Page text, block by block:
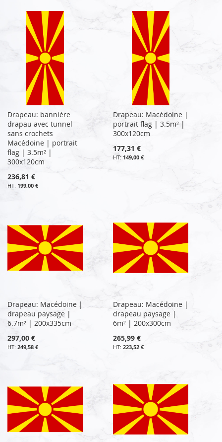
Drapeau: bannière
drapau avec tunnel
sans crochets
Macédoine | portrait
flag | 3.5m² |
300x120cm
236,81 €
199,00 €
Drapeau: Macédoine |
portrait flag | 3.5m² |
300x120cm
177,31 €
149,00 €
Drapeau: Macédoine |
drapeau paysage |
6.7m² | 200x335cm
297,00 €
249,58 €
Drapeau: Macédoine |
drapeau paysage |
6m² | 200x300cm
265,99 €
223,52 €